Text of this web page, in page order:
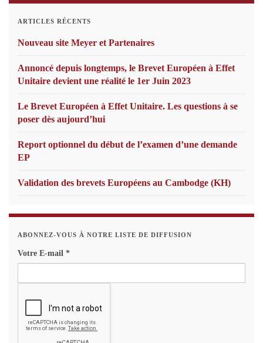
ARTICLES RÉCENTS
Nouveau site Meyer et Partenaires
Annoncé depuis longtemps, le Brevet Européen à Effet
Unitaire devient une réalité le 1er Juin 2023
Le Brevet Européen à Effet Unitaire. Les questions à se
poser dès aujourd’hui
Report optionnel du début de l’examen d’une demande
EP
Validation des brevets Européens au Cambodge (KH)
ABONNEZ-VOUS À NOTRE LISTE DE DIFFUSION
Votre E-mail *